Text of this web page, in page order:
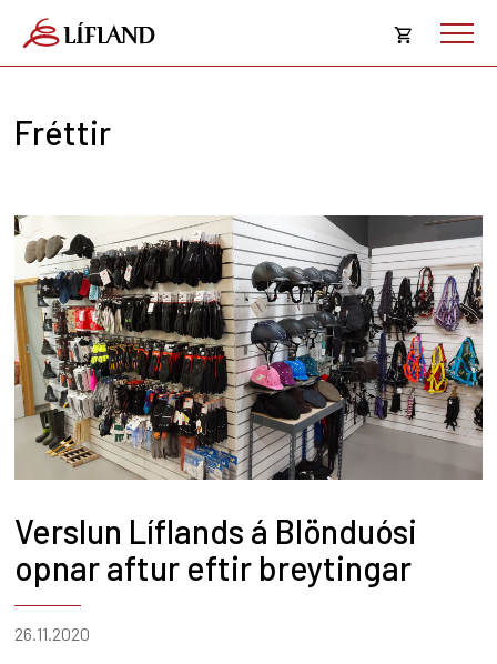
Opna
Karfan þín
Karfan er tóm.
Fréttir
Verslun Líflands á Blönduósi
opnar aftur eftir breytingar
26.11.2020